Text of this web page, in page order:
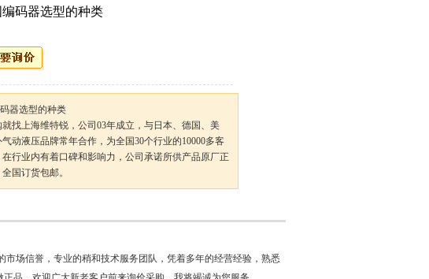
码器选型的种类
器选型的种类
找上海维特锐，公司03年成立，与日本、德国、美
动液压品牌常年合作，为全国30个行业的10000多客
在行业内有着口碑和影响力，公司承诺所供产品原厂正
国订货包邮。
场信誉，专业的稍和技术服务团队，凭着多年的经营经验，熟悉